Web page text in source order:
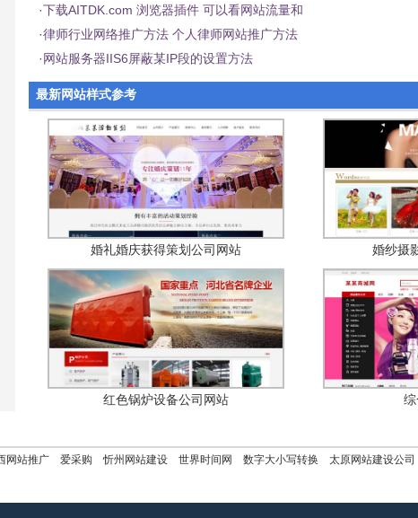
·下载AITDK.com 浏览器插件 可以看网站流量和
·律师行业网络推广方法 个人律师网站推广方法
·网站服务器IIS6屏蔽某IP段的设置方法
最新网站样式参考
婚礼婚庆获得策划公司网站 婚纱摄
红色锅炉设备公司网站
网站推广 爱采购 忻州网站建设 世界时间网 数字大小写转换 太原网站建设公司